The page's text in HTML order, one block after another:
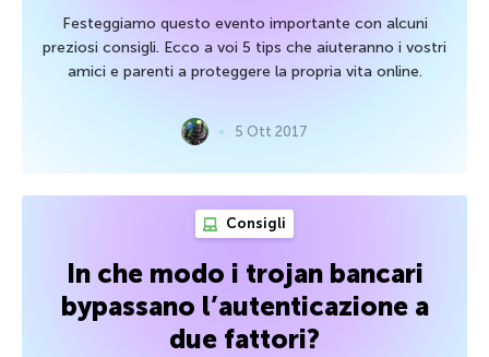
Festeggiamo questo evento importante con alcuni
preziosi consigli. Ecco a voi 5 tips che aiuteranno i vostri
amici e parenti a proteggere la propria vita online.
5 Ott 2017
Consigli
In che modo i trojan bancari
bypassano l’autenticazione a
due fattori?